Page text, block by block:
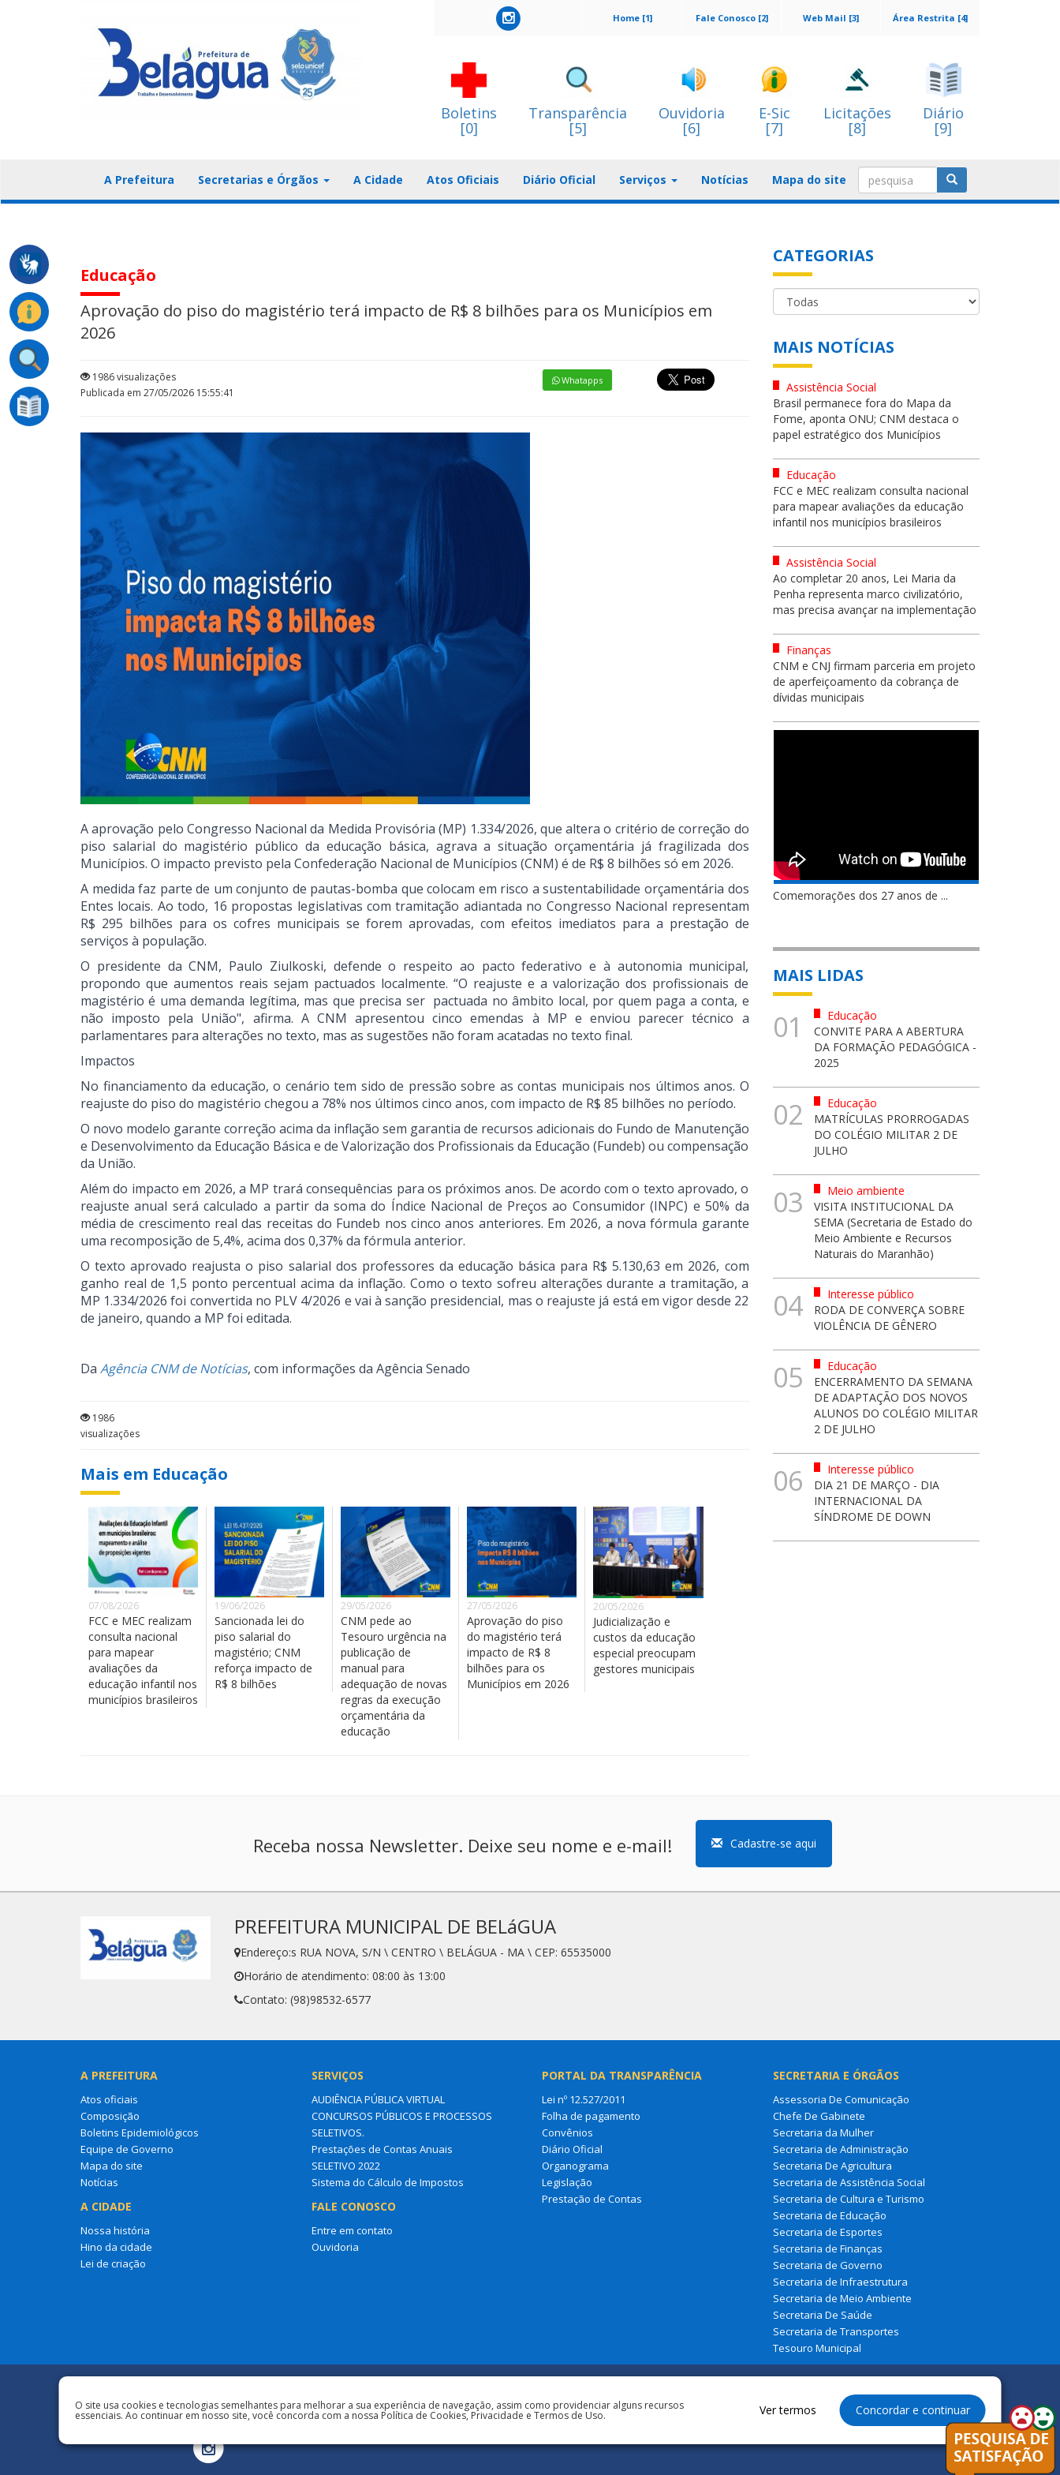
Área Restrita [4]
Web Mail [3]
Fale Conosco [2]
Home [1]
Boletins
[0]
Transparência
[5]
Ouvidoria
[6]
E-Sic
[7]
Licitações
[8]
Diário
[9]
A Prefeitura Secretarias e Órgãos A Cidade Atos Oficiais Diário Oficial Serviços Notícias Mapa do site
Educação
Aprovação do piso do magistério terá impacto de R$ 8 bilhões para os Municípios em
2026
1986 visualizações
Publicada em 27/05/2026 15:55:41
Whatapps
A aprovação pelo Congresso Nacional da Medida Provisória (MP) 1.334/2026, que altera o critério de correção do
piso salarial do magistério público da educação básica, agrava a situação orçamentária já fragilizada dos
Municípios. O impacto previsto pela Confederação Nacional de Municípios (CNM) é de R$ 8 bilhões só em 2026.
A medida faz parte de um conjunto de pautas-bomba que colocam em risco a sustentabilidade orçamentária dos
Entes locais. Ao todo, 16 propostas legislativas com tramitação adiantada no Congresso Nacional representam
R$ 295 bilhões para os cofres municipais se forem aprovadas, com efeitos imediatos para a prestação de
serviços à população.
O presidente da CNM, Paulo Ziulkoski, defende o respeito ao pacto federativo e à autonomia municipal,
propondo que aumentos reais sejam pactuados localmente. “O reajuste e a valorização dos profissionais de
magistério é uma demanda legítima, mas que precisa ser pactuada no âmbito local, por quem paga a conta, e
não imposto pela União", afirma. A CNM apresentou cinco emendas à MP e enviou parecer técnico a
parlamentares para alterações no texto, mas as sugestões não foram acatadas no texto final.
Impactos
No financiamento da educação, o cenário tem sido de pressão sobre as contas municipais nos últimos anos. O
reajuste do piso do magistério chegou a 78% nos últimos cinco anos, com impacto de R$ 85 bilhões no período.
O novo modelo garante correção acima da inflação sem garantia de recursos adicionais do Fundo de Manutenção
e Desenvolvimento da Educação Básica e de Valorização dos Profissionais da Educação (Fundeb) ou compensação
da União.
Além do impacto em 2026, a MP trará consequências para os próximos anos. De acordo com o texto aprovado, o
reajuste anual será calculado a partir da soma do Índice Nacional de Preços ao Consumidor (INPC) e 50% da
média de crescimento real das receitas do Fundeb nos cinco anos anteriores. Em 2026, a nova fórmula garante
uma recomposição de 5,4%, acima dos 0,37% da fórmula anterior.
O texto aprovado reajusta o piso salarial dos professores da educação básica para R$ 5.130,63 em 2026, com
ganho real de 1,5 ponto percentual acima da inflação. Como o texto sofreu alterações durante a tramitação, a
MP 1.334/2026 foi convertida no PLV 4/2026 e vai à sanção presidencial, mas o reajuste já está em vigor desde 22
de janeiro, quando a MP foi editada.
Da Agência CNM de Notícias, com informações da Agência Senado
1986
visualizações
Mais em Educação
07/08/2026
FCC e MEC realizam
consulta nacional
para mapear
avaliações da
educação infantil nos
municípios brasileiros
19/06/2026
Sancionada lei do
piso salarial do
magistério; CNM
reforça impacto de
R$ 8 bilhões
29/05/2026
CNM pede ao
Tesouro urgência na
publicação de
manual para
adequação de novas
regras da execução
orçamentária da
educação
27/05/2026
Aprovação do piso
do magistério terá
impacto de R$ 8
bilhões para os
Municípios em 2026
20/05/2026
Judicialização e
custos da educação
especial preocupam
gestores municipais
CATEGORIAS
MAIS NOTÍCIAS
Assistência Social
Brasil permanece fora do Mapa da
Fome, aponta ONU; CNM destaca o
papel estratégico dos Municípios
Educação
FCC e MEC realizam consulta nacional
para mapear avaliações da educação
infantil nos municípios brasileiros
Assistência Social
Ao completar 20 anos, Lei Maria da
Penha representa marco civilizatório,
mas precisa avançar na implementação
Finanças
CNM e CNJ firmam parceria em projeto
de aperfeiçoamento da cobrança de
dívidas municipais
Comemorações dos 27 anos de ...
MAIS LIDAS
01
Educação
CONVITE PARA A ABERTURA
DA FORMAÇÃO PEDAGÓGICA -
2025
02
Educação
MATRÍCULAS PRORROGADAS
DO COLÉGIO MILITAR 2 DE
JULHO
03
Meio ambiente
VISITA INSTITUCIONAL DA
SEMA (Secretaria de Estado do
Meio Ambiente e Recursos
Naturais do Maranhão)
04
Interesse público
RODA DE CONVERÇA SOBRE
VIOLÊNCIA DE GÊNERO
05
Educação
ENCERRAMENTO DA SEMANA
DE ADAPTAÇÃO DOS NOVOS
ALUNOS DO COLÉGIO MILITAR
2 DE JULHO
06
Interesse público
DIA 21 DE MARÇO - DIA
INTERNACIONAL DA
SÍNDROME DE DOWN
Receba nossa Newsletter. Deixe seu nome e e-mail! Cadastre-se aqui
PREFEITURA MUNICIPAL DE BELáGUA
Endereço:s RUA NOVA, S/N \ CENTRO \ BELÁGUA - MA \ CEP: 65535000
Horário de atendimento: 08:00 às 13:00
Contato: (98)98532-6577
A PREFEITURA
Atos oficiais
Composição
Boletins Epidemiológicos
Equipe de Governo
Mapa do site
Notícias
A CIDADE
Nossa história
Hino da cidade
Lei de criação
SERVIÇOS
AUDIÊNCIA PÚBLICA VIRTUAL
CONCURSOS PÚBLICOS E PROCESSOS
SELETIVOS.
Prestações de Contas Anuais
SELETIVO 2022
Sistema do Cálculo de Impostos
FALE CONOSCO
Entre em contato
Ouvidoria
PORTAL DA TRANSPARÊNCIA
Lei nº 12.527/2011
Folha de pagamento
Convênios
Diário Oficial
Organograma
Legislação
Prestação de Contas
SECRETARIA E ÓRGÃOS
Assessoria De Comunicação
Chefe De Gabinete
Secretaria da Mulher
Secretaria de Administração
Secretaria De Agricultura
Secretaria de Assistência Social
Secretaria de Cultura e Turismo
Secretaria de Educação
Secretaria de Esportes
Secretaria de Finanças
Secretaria de Governo
Secretaria de Infraestrutura
Secretaria de Meio Ambiente
Secretaria De Saúde
Secretaria de Transportes
Tesouro Municipal
Redes Sociais Todos os direitos reservados à Prefeitura Municipal de Belágua
O site usa cookies e tecnologias semelhantes para melhorar a sua experiência de navegação, assim como providenciar alguns recursos
essenciais. Ao continuar em nosso site, você concorda com a nossa Política de Cookies, Privacidade e Termos de Uso. Ver termos Concordar e continuar